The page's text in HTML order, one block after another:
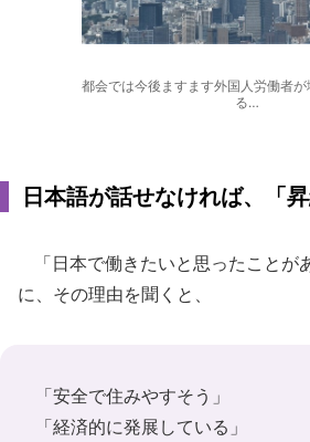
都会では今後ますます外国人労働者
る…
日本語が話せなければ、「昇
「日本で働きたいと思ったことが
に、その理由を聞くと、
「安全で住みやすそう」
「経済的に発展している」